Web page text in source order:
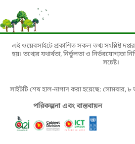
এই ওয়েবসাইটে প্রকাশিত সকল তথ্য সংশ্লিষ্ট
হয়। তথ্যের যথার্থতা, নির্ভুলতা ও নির্ভরযোগ্যতা
সচেষ্ট।
সাইটটি শেষ হাল-নাগাদ করা হয়েছে:
পরিকল্পনা এবং বাস্তবায়ন